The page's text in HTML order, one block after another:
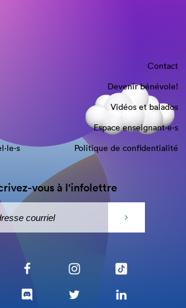
Contact
Devenir bénévole!
Vidéos et balados
Espace enseignant·e⋅s
Politique de confidentialité
vous à l'infolettre